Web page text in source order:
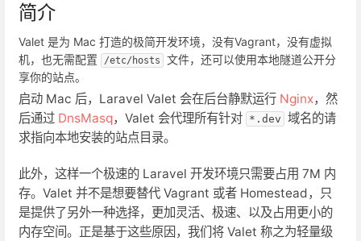
简介
Valet 是为 Mac 打造的极简开发环境，没有Vagrant，没有虚拟
机，也无需配置
/etc/hosts
文件，还可以使用本地隧道公开分
享你的站点。
启动 Mac 后，Laravel Valet 会在后台静默运行 Nginx，然
后通过 DnsMasq，Valet 会代理所有针对 *.dev 域名的请
求指向本地安装的站点目录。
此外，这样一个极速的 Laravel 开发环境只需要占用 7M 内
存。Valet 并不是想要替代 Vagrant 或者 Homestead，只
是提供了另外一种选择，更加灵活、极速、以及占用更小的
内存空间。正是基于这些原因，我们将 Valet 称之为轻量级